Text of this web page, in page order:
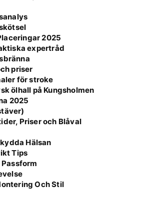
2025
expertråd
priser
för stroke
ölhall på Kungsholmen
2025
Priser och Blåval
Hälsan
Tips
Och Stil